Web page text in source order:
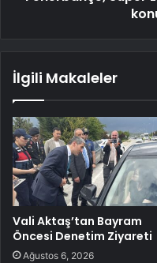
İlgili Makaleler
Vali Aktaş’tan Bayram
Öncesi Denetim Ziyareti
Ağustos 6, 2026